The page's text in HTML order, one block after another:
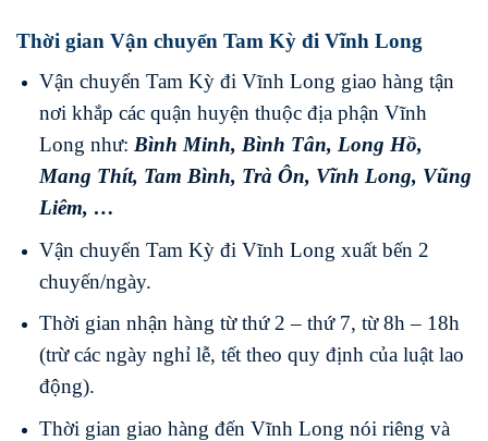
Thời gian Vận chuyển Tam Kỳ đi Vĩnh Long
Vận chuyển Tam Kỳ đi Vĩnh Long giao hàng tận
nơi khắp các quận huyện thuộc địa phận Vĩnh
Long như: Bình Minh, Bình Tân, Long Hồ,
Mang Thít, Tam Bình, Trà Ôn, Vĩnh Long, Vũng
Liêm, …
Vận chuyển Tam Kỳ đi Vĩnh Long xuất bến 2
chuyến/ngày.
Thời gian nhận hàng từ thứ 2 – thứ 7, từ 8h – 18h
(trừ các ngày nghỉ lễ, tết theo quy định của luật lao
động).
Thời gian giao hàng đến Vĩnh Long nói riêng và